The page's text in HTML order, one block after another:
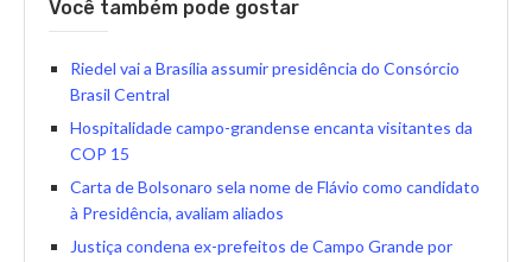
Você também pode gostar
Riedel vai a Brasília assumir presidência do Consórcio
Brasil Central
Hospitalidade campo-grandense encanta visitantes da
COP 15
Carta de Bolsonaro sela nome de Flávio como candidato
à Presidência, avaliam aliados
Justiça condena ex-prefeitos de Campo Grande por